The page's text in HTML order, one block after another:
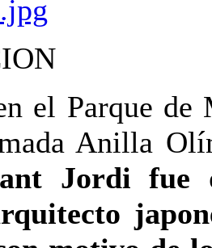
el Parque de
Anilla
Jordi fue